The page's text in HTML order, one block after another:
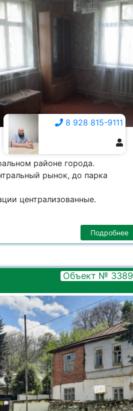
8 928 815-9111
8 928 815-9111
районе города.
рынок, до парка
централизованные.
Подробнее
Объект № 3389